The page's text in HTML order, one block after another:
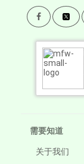
需要知道
关于我们